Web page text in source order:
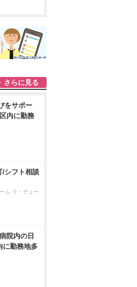
さらに見る
をサポー
内に勤務
/シフト相談
ム ラ・デュー
院内の日
に勤務地多